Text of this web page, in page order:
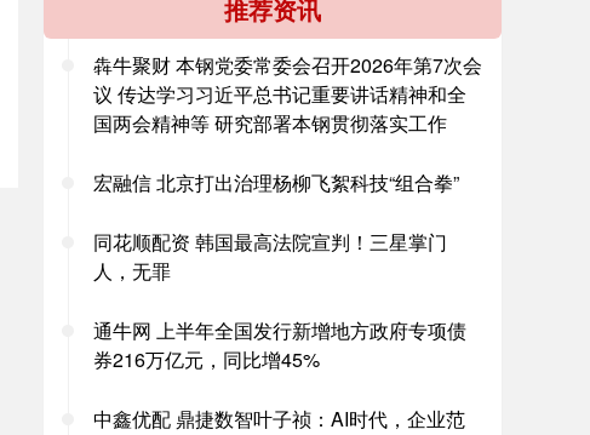
推荐资讯
犇牛聚财 本钢党委常委会召开2026年第7次会
议 传达学习习近平总书记重要讲话精神和全
国两会精神等 研究部署本钢贯彻落实工作
宏融信 北京打出治理杨柳飞絮科技“组合拳”
同花顺配资 韩国最高法院宣判！三星掌门
人，无罪
通牛网 上半年全国发行新增地方政府专项债
券216万亿元，同比增45%
中鑫优配 鼎捷数智叶子祯：AI时代，企业范